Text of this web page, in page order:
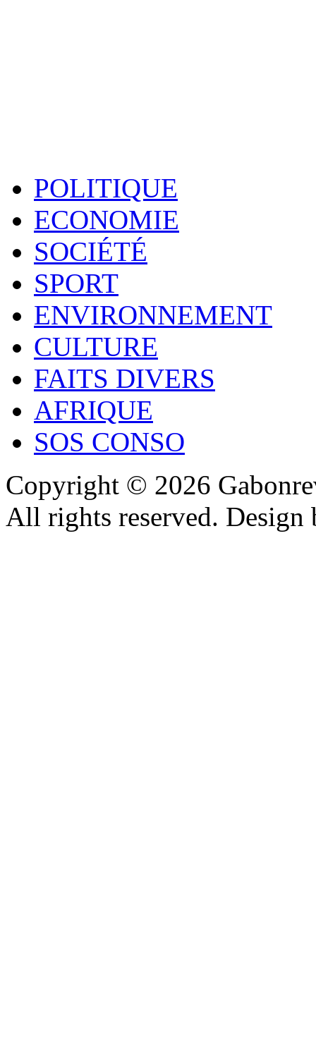
POLITIQUE
ECONOMIE
SOCIÉTÉ
SPORT
ENVIRONNEMENT
CULTURE
FAITS DIVERS
AFRIQUE
SOS CONSO
Copyright © 2026
All rights reserved.